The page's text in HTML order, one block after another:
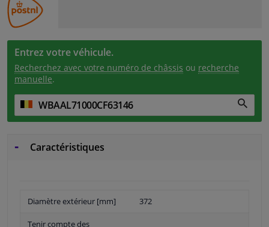
Entrez votre véhicule.
Recherchez avec votre numéro de châssis ou recherche
manuelle.
Caractéristiques
Diamètre extérieur [mm] 372
Tenir compte des